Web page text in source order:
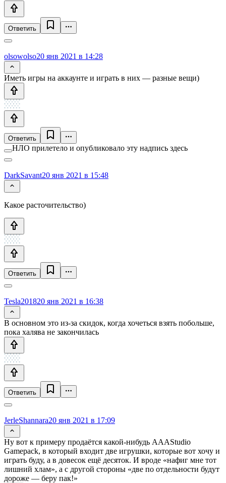
Ответить
olsowolso20 янв 2021 в 14:28
Иметь игры на аккаунте и играть в них — разные вещи)
Ответить
НЛО прилетело и опубликовало эту надпись здесь
DarkSavant20 янв 2021 в 15:48
Какое расточительство)
Ответить
Tesla201820 янв 2021 в 16:38
В основном это из-за скидок, когда хочеться взять побольше,
пока халява не закончилась
Ответить
JerleShannara20 янв 2021 в 17:09
Ну вот к примеру продаётся какой-нибудь AAAStudio
Gamepack, в который входит две игрушки, которые вот хочу и
играть буду, а в довесок ещё десяток. И вроде «нафиг мне тот
лишний хлам», а с другой стороны «две по отдельности будут
дороже — беру пак!»